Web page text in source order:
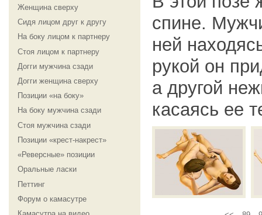
Женщина сверху
Сидя лицом друг к другу
На боку лицом к партнеру
Стоя лицом к партнеру
Догги мужчина сзади
Догги женщина сверху
Позиции «на боку»
На боку мужчина сзади
Стоя мужчина сзади
Позиции «крест-накрест»
«Реверсные» позиции
Оральные ласки
Петтинг
Форум о камасутре
спине.
ней
рукой он
а другой
касаясь ее